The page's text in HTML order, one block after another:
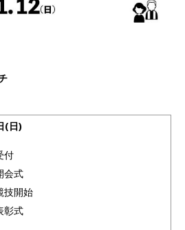
(日)
式
開始
式